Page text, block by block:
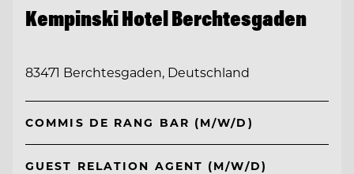
Kempinski Hotel Berchtesgaden
83471 Berchtesgaden, Deutschland
COMMIS DE RANG BAR (M/W/D)
GUEST RELATION AGENT (M/W/D)